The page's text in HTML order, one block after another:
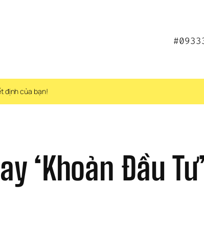
định của bạn!
‘Khoản Đầu